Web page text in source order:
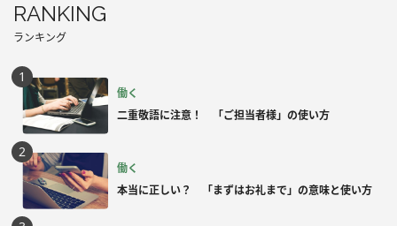
RANKING
ランキング
働く
二重敬語に注意！ 「ご担当者様」の使い方
働く
本当に正しい？ 「まずはお礼まで」の意味と使い方